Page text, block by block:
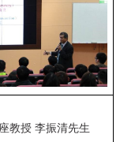
教授 李振清先生